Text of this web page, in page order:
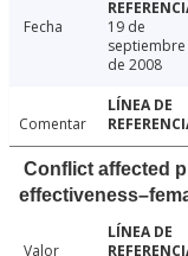
Fecha
19 de
septiembre
de 2008
Comentar
Conflict affected
Valor